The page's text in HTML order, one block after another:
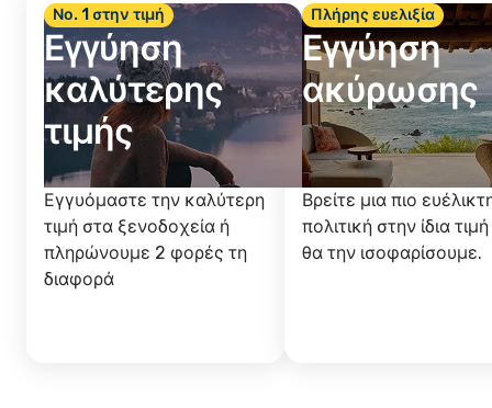
Νο. 1 στην τιμή
Εγγύηση
καλύτερης
τιμής
Εγγυόμαστε την καλύτερη
τιμή στα ξενοδοχεία ή
πληρώνουμε 2 φορές τη
διαφορά
Πλήρης ευελιξία
Εγγύηση
ακύρωσης
Βρείτε μια πιο
πολιτική στην ίδια
θα την ισοφαρίσουμε.